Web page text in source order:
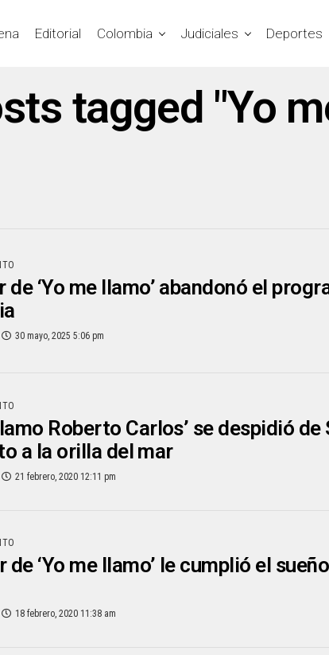
Editorial Colombia Judiciales Deportes
tagged "Yo
de ‘Yo me llamo’ abandonó el
30 mayo, 2025 5:06 pm
Roberto Carlos’ se despidió
a la orilla del mar
21 febrero, 2020 12:11 pm
de ‘Yo me llamo’ le cumplió el
18 febrero, 2020 11:38 am